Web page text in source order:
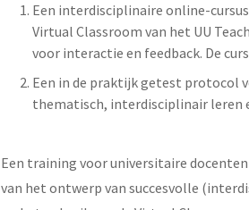
Een interdisciplinaire online-
Virtual Classroom van het UU
voor interactie en feedback. De
Een in de praktijk getest protocol
thematisch, interdisciplinair leren
Een training voor universitaire
van het ontwerp van succesvolle